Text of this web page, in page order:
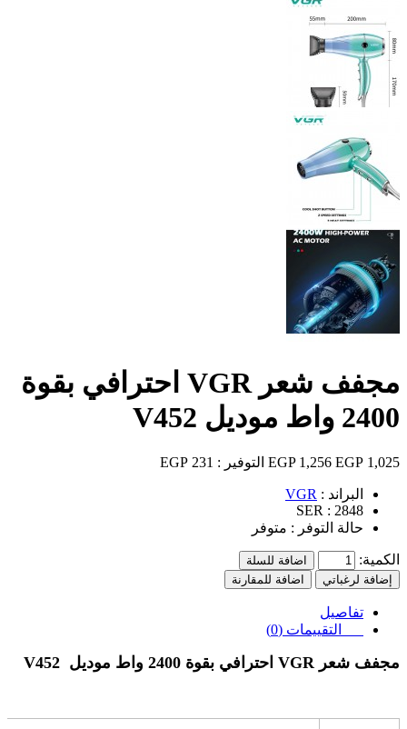
مجفف شعر VGR احترافي بقوة
2400 واط موديل V452
1,025 EGP
1,256 EGP التوفير : 231 EGP
البراند : VGR
SER : 2848
حالة التوفر : متوفر
الكمية:
اضافة للسلة
إضافة لرغباتي
اضافة للمقارنة
تفاصيل
التقييمات (0)
مجفف شعر VGR احترافي بقوة 2400 واط موديل V452